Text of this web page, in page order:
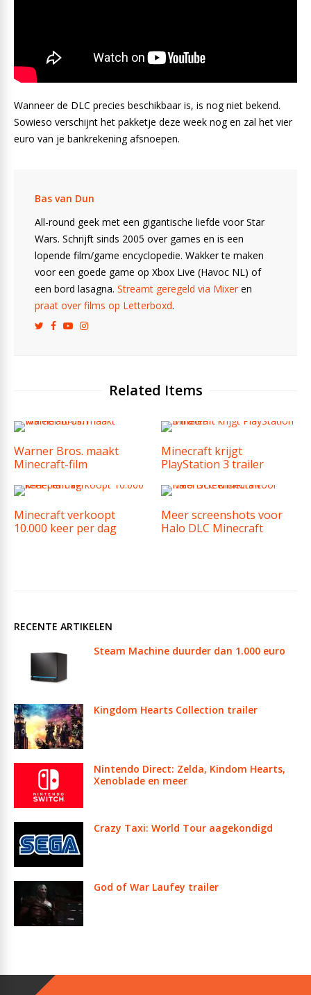
Wanneer de DLC precies beschikbaar is, is nog niet bekend.
Sowieso verschijnt het pakketje deze week nog en zal het vier
euro van je bankrekening afsnoepen.
Bas van Dun
All-round geek met een gigantische liefde voor Star
Wars. Schrijft sinds 2005 over games en is een
lopende film/game encyclopedie. Wakker te maken
voor een goede game op Xbox Live (Havoc NL) of
een bord lasagna. Streamt geregeld via Mixeren
praat over films op Letterboxd.
Related Items
Warner Bros. maakt
Minecraft-film
Minecraft krijgt
PlayStation 3 trailer
Minecraft verkoopt
10.000 keer per dag
Meer screenshots voor
Halo DLC Minecraft
RECENTE ARTIKELEN
Steam Machine duurder dan 1.000 euro
Kingdom Hearts Collection trailer
Nintendo Direct: Zelda, Kindom Hearts,
Xenoblade en meer
Crazy Taxi: World Tour aagekondigd
God of War Laufey trailer